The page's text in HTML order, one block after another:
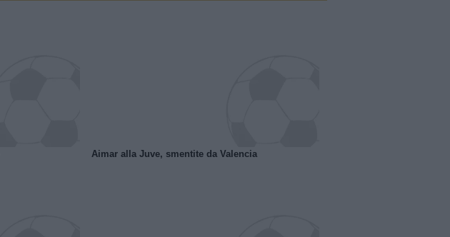
Aimar alla Juve, smentite da Valencia